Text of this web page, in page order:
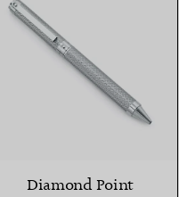
Diamond Point